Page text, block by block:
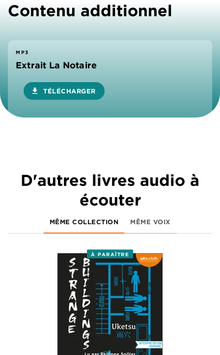
Contenu additionnel
MP3
Extrait La Notaire
download TÉLÉCHARGER
D'autres livres audio à
écouter
MÊME COLLECTION MÊME VOIX
À PARAÎTRE